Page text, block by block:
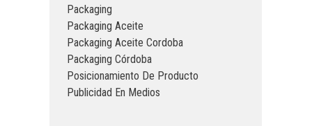
Packaging
Packaging Aceite
Packaging Aceite Cordoba
Packaging Córdoba
Posicionamiento De Producto
Publicidad En Medios